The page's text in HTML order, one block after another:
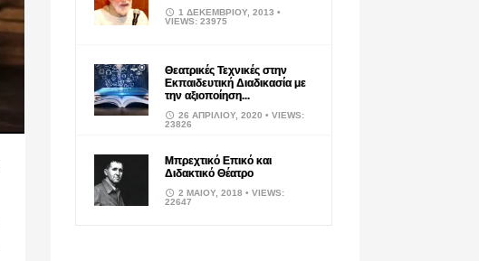
1 ΔΕΚΕΜΒΡΊΟΥ, 2013 •
VIEWS: 23975
Θεατρικές Τεχνικές στην
Εκπαιδευτική Διαδικασία με
την αξιοποίηση...
26 ΑΠΡΙΛΊΟΥ, 2020 • VIEWS:
23826
Μπρεχτικό Επικό και
Διδακτικό Θέατρο
2 ΜΑΪ́ΟΥ, 2018 • VIEWS:
22647